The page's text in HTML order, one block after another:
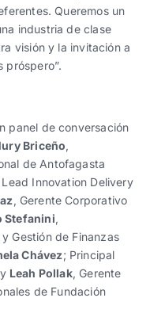
Queremos un
industria de clase
visión y la invitación a
próspero”.
panel de conversación
Briceño,
de Antofagasta
Innovation Delivery
, Gerente Corporativo
Stefanini,
Gestión de Finanzas
Chávez; Principal
Leah Pollak, Gerente
de Fundación